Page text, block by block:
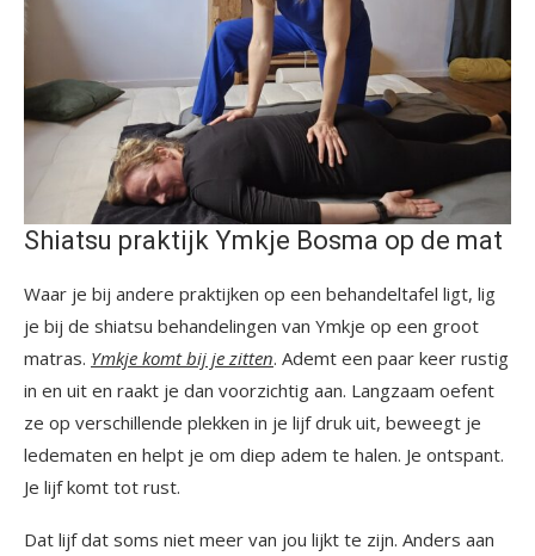
Shiatsu praktijk Ymkje Bosma op de mat
Waar je bij andere praktijken op een behandeltafel ligt, lig
je bij de shiatsu behandelingen van Ymkje op een groot
matras. Ymkje komt bij je zitten. Ademt een paar keer rustig
in en uit en raakt je dan voorzichtig aan. Langzaam oefent
ze op verschillende plekken in je lijf druk uit, beweegt je
ledematen en helpt je om diep adem te halen. Je ontspant.
Je lijf komt tot rust.
Dat lijf dat soms niet meer van jou lijkt te zijn. Anders aan